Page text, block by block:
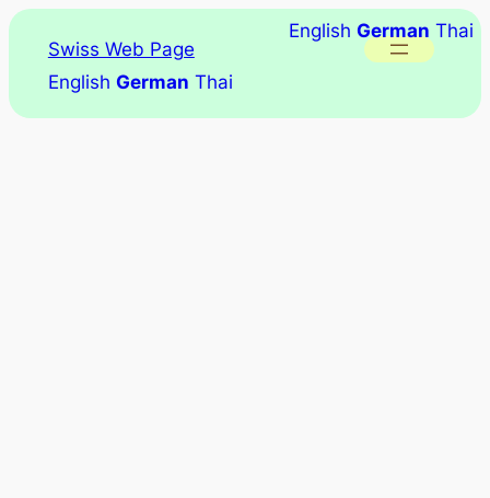
Swiss Web Page
English German Thai
English German Thai